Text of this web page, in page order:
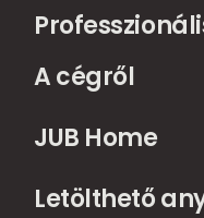
A cégről
JUB Home
Letölthető